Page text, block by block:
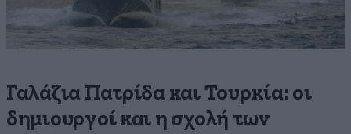
Γαλάζια Πατρίδα και Τουρκία: οι
δημιουργοί και η σχολή των